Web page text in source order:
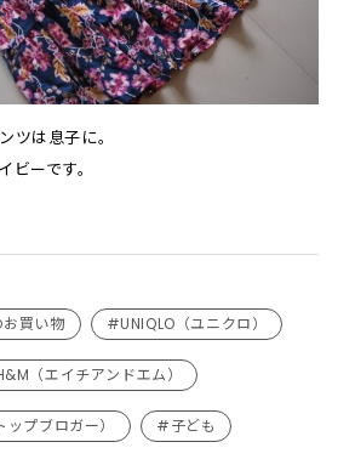
ツは息子に。
ビーです。
買い物 #UNIQLO（ユニクロ）
（エイチアンドエム）
プブロガー） #子ども